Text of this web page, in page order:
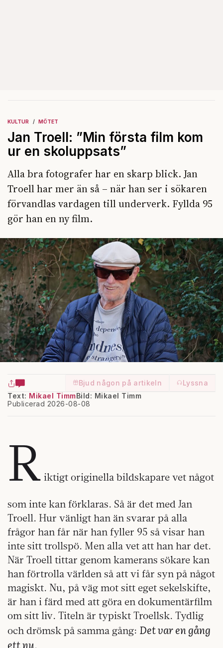
KULTUR MÖTET
Jan Troell: ”Min första film kom
ur en skoluppsats”
Alla bra fotografer har en skarp blick. Jan
Troell har mer än så – när han ser i sökaren
förvandlas vardagen till underverk. Fyllda 95
gör han en ny film.
Bjud någon på artikeln
Lyssna
Text: Mikael Timm
Publicerad 2026-08-08
Bild: Mikael Timm
R iktigt originella bildskapare vet något
som inte kan förklaras. Så är det med Jan
Troell. Hur vänligt han än svarar på alla
frågor han får när han fyller 95 så visar han
inte sitt trollspö. Men alla vet att han har det.
När Troell tittar genom kamerans sökare kan
han förtrolla världen så att vi får syn på något
magiskt. Nu, på väg mot sitt eget sekelskifte,
är han i färd med att göra en dokumentärfilm
om sitt liv. Titeln är typiskt Troellsk. Tydlig
och drömsk på samma gång: Det var en gång
ett nu.